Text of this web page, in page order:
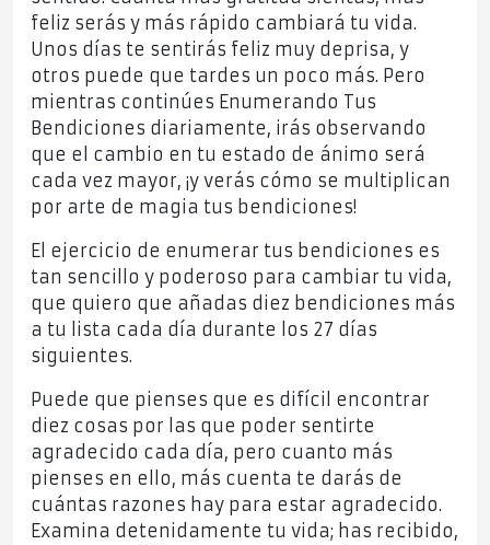
feliz serás y más rápido cambiará tu vida.
Unos días te sentirás feliz muy deprisa, y
otros puede que tardes un poco más. Pero
mientras continúes Enumerando Tus
Bendiciones diariamente, irás observando
que el cambio en tu estado de ánimo será
cada vez mayor, ¡y verás cómo se multiplican
por arte de magia tus bendiciones!
El ejercicio de enumerar tus bendiciones es
tan sencillo y poderoso para cambiar tu vida,
que quiero que añadas diez bendiciones más
a tu lista cada día durante los 27 días
siguientes.
Puede que pienses que es difícil encontrar
diez cosas por las que poder sentirte
agradecido cada día, pero cuanto más
pienses en ello, más cuenta te darás de
cuántas razones hay para estar agradecido.
Examina detenidamente tu vida; has recibido,